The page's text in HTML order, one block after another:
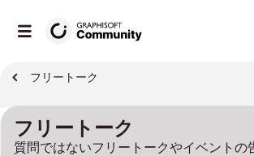
フリートーク
フリートーク
質問ではないフリートークやイベントの